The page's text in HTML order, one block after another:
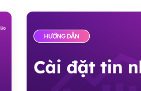
vào tài khoản Callio Mở
truy cập vào […]